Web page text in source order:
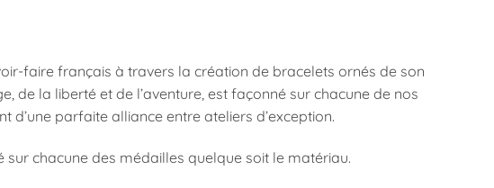
faire français à travers la création de bracelets ornés de son
de la liberté et de l’aventure, est façonné sur chacune de nos
d’une parfaite alliance entre ateliers d’exception.
chacune des médailles quelque soit le matériau.